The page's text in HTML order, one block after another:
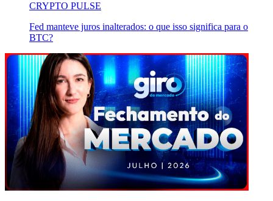
CRYPTO PULSE
Fed manteve juros inalterados: o que isso significa para o
BTC?